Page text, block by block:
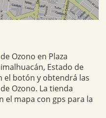
Ozono en Plaza
Estado de
el botón y obtendrá las
Ozono. La tienda
el mapa con gps para la